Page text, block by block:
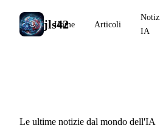
jls42
Home Articoli
IA
Le ultime notizie dal mondo dell'IA